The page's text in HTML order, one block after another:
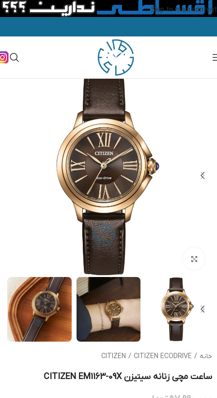
Skip to main content
خانه /
CITIZEN / CITIZEN ECODRIVE
ساعت مچی زنانه سیتیزن CITIZEN EM1163-09X